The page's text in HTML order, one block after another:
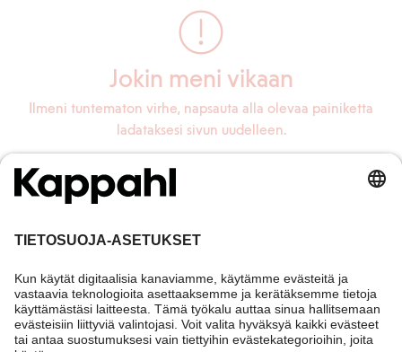
Jokin meni vikaan
Ilmeni tuntematon virhe, napsauta alla olevaa painiketta
ladataksesi sivun uudelleen.
Lataa sivu uudelleen